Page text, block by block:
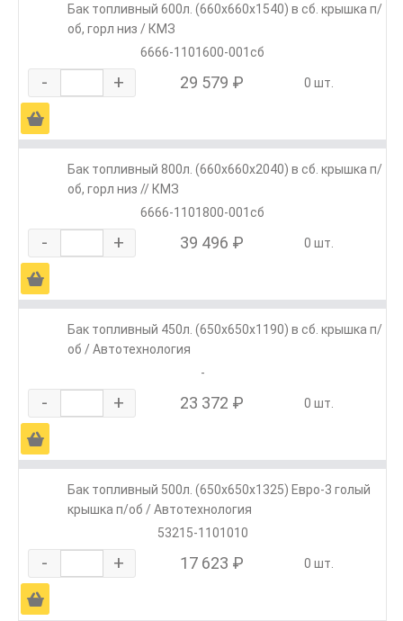
Бак топливный 600л. (660х660х1540) в сб. крышка п/
об, горл низ / КМЗ
6666-1101600-001сб
- + 29 579 ₽ 0 шт.
Ä
Бак топливный 800л. (660х660х2040) в сб. крышка п/
об, горл низ // КМЗ
6666-1101800-001сб
- + 39 496 ₽ 0 шт.
Ä
Бак топливный 450л. (650х650х1190) в сб. крышка п/
об / Автотехнология
-
- + 23 372 ₽ 0 шт.
Ä
Бак топливный 500л. (650х650х1325) Евро-3 голый
крышка п/об / Автотехнология
53215-1101010
- + 17 623 ₽ 0 шт.
Ä